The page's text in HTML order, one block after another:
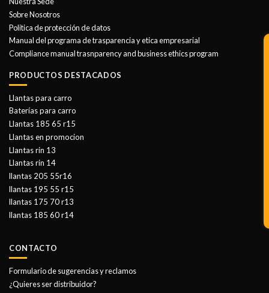
Sobre Nosotros
Politica de protección de datos
Manual del programa de trasparencia y etica empresarial
Compliance manual trasnparency and business ethics program
PRODUCTOS DESTACADOS
Llantas para carro
Baterías para carro
Llantas 185 65 r15
Llantas en promocion
Llantas rin 13
Llantas rin 14
llantas 205 55r16
llantas 195 55 r15
llantas 175 70 r13
llantas 185 60 r14
CONTACTO
Formulario de sugerencias y reclamos
¿Quieres ser distribuidor?